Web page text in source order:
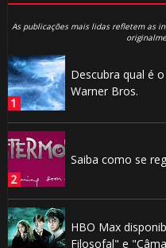
As publicações mais lidas refletem as
Descubra qual é
Warner Bros.
Saiba como se
HBO Max
Filosofal" e